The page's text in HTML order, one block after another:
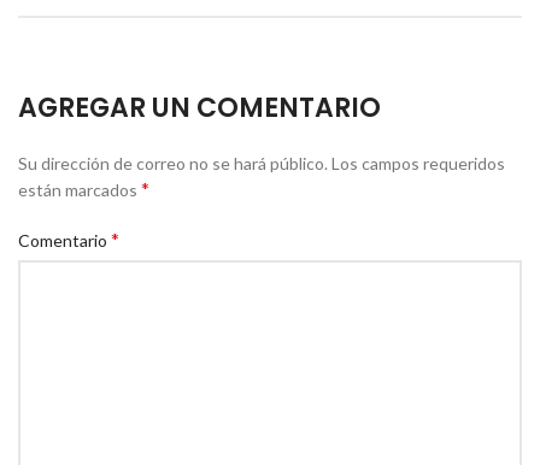
AGREGAR UN COMENTARIO
Su dirección de correo no se hará público. Los campos requeridos
están marcados *
Comentario *